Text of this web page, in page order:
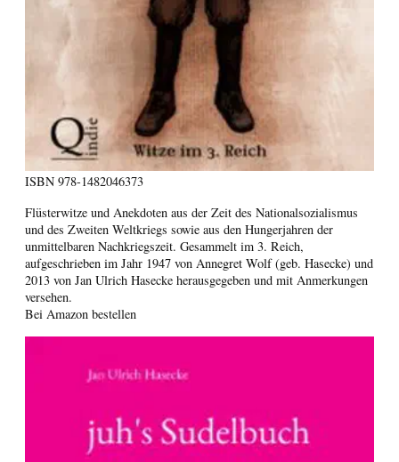
ISBN 978-1482046373
Flüsterwitze und Anekdoten aus der Zeit des Nationalsozialismus
und des Zweiten Weltkriegs sowie aus den Hungerjahren der
unmittelbaren Nachkriegszeit. Gesammelt im 3. Reich,
aufgeschrieben im Jahr 1947 von Annegret Wolf (geb. Hasecke) und
2013 von Jan Ulrich Hasecke herausgegeben und mit Anmerkungen
versehen.
Bei Amazon bestellen